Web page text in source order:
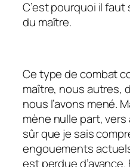
C’est pourquoi il
du maître.
Ce type de combat
maître, nous autres,
nous l’avons mené.
mène nulle part,
sûr que je sais
engouements
est perdue d’avance.